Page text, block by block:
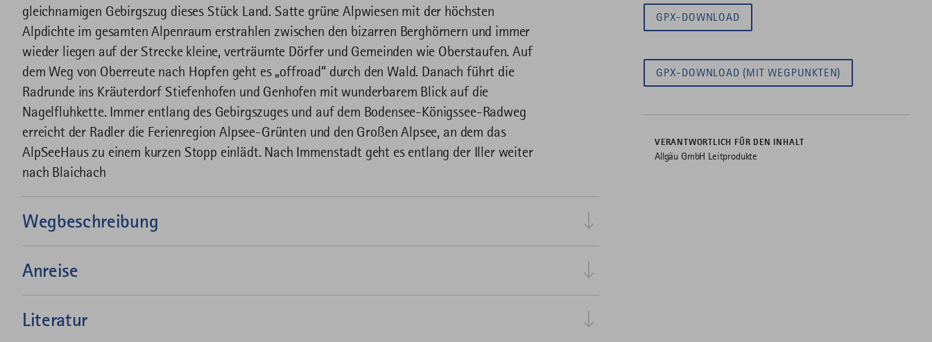
gleichnamigen Gebirgszug dieses Stück Land. Satte grüne Alpwiesen mit der höchsten
Alpdichte im gesamten Alpenraum erstrahlen zwischen den bizarren Berghörnern und immer
wieder liegen auf der Strecke kleine, verträumte Dörfer und Gemeinden wie Oberstaufen. Auf
dem Weg von Oberreute nach Hopfen geht es „offroad“ durch den Wald. Danach führt die
Radrunde ins Kräuterdorf Stiefenhofen und Genhofen mit wunderbarem Blick auf die
Nagelfluhkette. Immer entlang des Gebirgszuges und auf dem Bodensee-Königssee-Radweg
erreicht der Radler die Ferienregion Alpsee-Grünten und den Großen Alpsee, an dem das
AlpSeeHaus zu einem kurzen Stopp einlädt. Nach Immenstadt geht es entlang der Iller weiter
nach Blaichach
Wegbeschreibung
Anreise
Literatur
GPX-DOWNLOAD
GPX-DOWNLOAD (MIT WEGPUNKTEN)
VERANTWORTLICH FÜR DEN INHALT
Allgäu GmbH Leitprodukte